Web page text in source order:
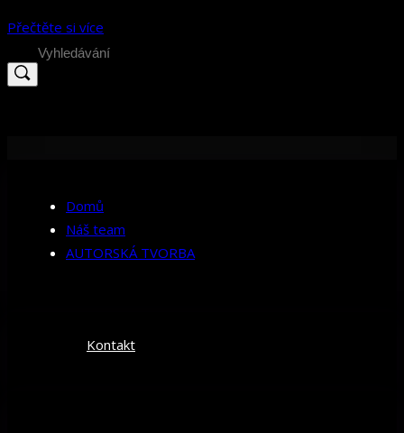
Přečtěte si více
Search
for:
Domů
Náš team
AUTORSKÁ TVORBA
Kontakt